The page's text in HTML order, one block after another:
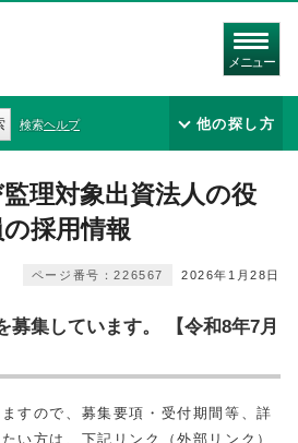
メニュー
検索ヘルプ 他の探し方
理対象出資法人の役
採用情報
2026年1月28日
ページ番号：226567
募集しています。 【令和8年7月
すので、募集要項・受付期間等、詳
い方は、下記リンク（外部リンク）